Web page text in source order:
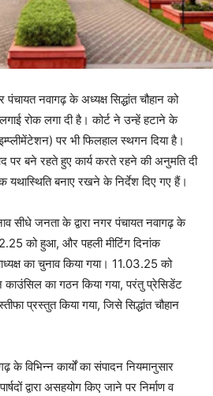
नवागढ़ के अध्यक्ष सिद्धांत चौहान को
रोक लगा दी है। कोर्ट ने उन्हें हटाने के
पर भी फिलहाल स्थगन दिया है।
पर बने रहते हुए कार्य करते रहने की अनुमति दी
बनाए रखने के निर्देश दिए गए हैं।
सीधे जनता के द्वारा नगर पंचायत नवागढ़ के
को हुआ, और पहली मीटिंग दिनांक
का चुनाव किया गया। 11.03.25 को
काउंसिल का गठन किया गया, परंतु प्रेसिडेंट
प्रस्तुत किया गया, जिसे सिद्धांत चौहान
विभिन्न कार्यों का संपादन नियमानुसार
द्वारा असहयोग किए जाने पर निर्माण व